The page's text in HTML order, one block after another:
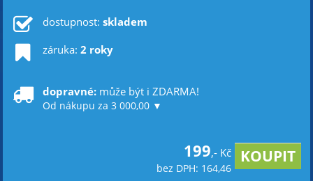
dostupnost: skladem
záruka: 2 roky
dopravné: může být i ZDARMA!
Od nákupu za 3 000,00 ▼
199,- Kč
bez DPH: 164,46